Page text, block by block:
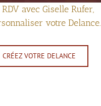
avec Giselle Rufer,
votre Delance.
CRÉEZ VOTRE DELANCE